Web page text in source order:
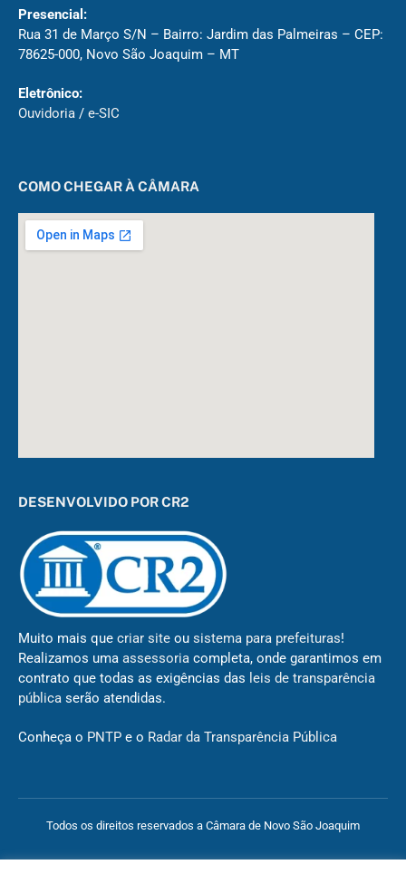
Presencial:
Rua 31 de Março S/N – Bairro: Jardim das Palmeiras – CEP:
78625-000, Novo São Joaquim – MT
Eletrônico:
Ouvidoria / e-SIC
COMO CHEGAR À CÂMARA
DESENVOLVIDO POR CR2
Muito mais que criar site ou sistema para prefeituras!
Realizamos uma assessoria completa, onde garantimos em
contrato que todas as exigências das leis de transparência
pública serão atendidas.
Conheça o PNTP e o Radar da Transparência Pública
Todos os direitos reservados a Câmara de Novo São Joaquim